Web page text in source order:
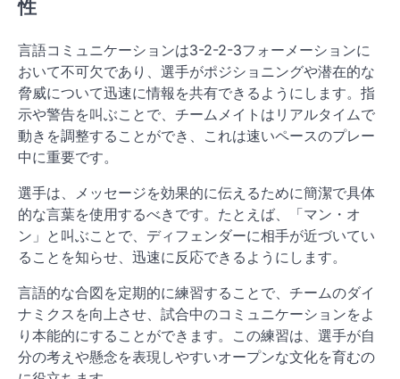
性
言語コミュニケーションは3-2-2-3フォーメーションに
おいて不可欠であり、選手がポジショニングや潜在的な
脅威について迅速に情報を共有できるようにします。指
示や警告を叫ぶことで、チームメイトはリアルタイムで
動きを調整することができ、これは速いペースのプレー
中に重要です。
選手は、メッセージを効果的に伝えるために簡潔で具体
的な言葉を使用するべきです。たとえば、「マン・オ
ン」と叫ぶことで、ディフェンダーに相手が近づいてい
ることを知らせ、迅速に反応できるようにします。
言語的な合図を定期的に練習することで、チームのダイ
ナミクスを向上させ、試合中のコミュニケーションをよ
り本能的にすることができます。この練習は、選手が自
分の考えや懸念を表現しやすいオープンな文化を育むの